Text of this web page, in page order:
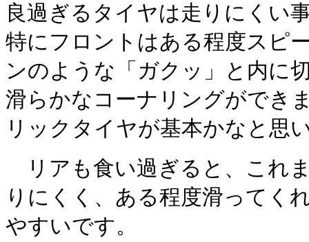
良過ぎるタイヤは走りにくい
特にフロントはある程度スピ
ンのような「ガクッ」と内に
滑らかなコーナリングがで
リックタイヤが基本かなと思
リアも食い過ぎると、これ
りにくく、ある程度滑ってく
やすいです。